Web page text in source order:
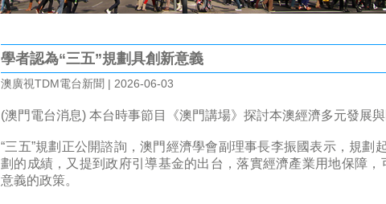
學者認為“三五”規劃具創新意義
澳廣視TDM電台新聞 | 2026-06-03
(澳門電台消息) 本台時事節目《澳門講場》探討本澳經濟多元發展與
“三五”規劃正公開諮詢，澳門經濟學會副理事長李振國表示，規劃
劃的成績，又提到政府引導基金的出台，落實經濟產業用地保障
意義的政策。